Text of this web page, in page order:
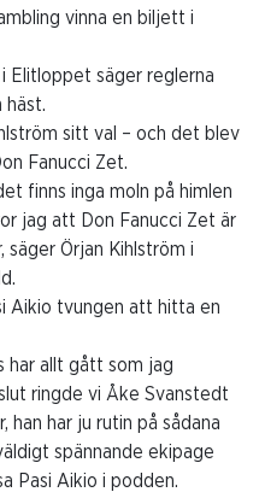
vinna en biljett i
Elitloppet säger reglerna
häst.
sitt val – och det blev
Fanucci Zet.
finns inga moln på himlen
jag att Don Fanucci Zet är
Örjan Kihlström i
Aikio tvungen att hitta en
har allt gått som jag
ringde vi Åke Svanstedt
har ju rutin på sådana
spännande ekipage
Pasi Aikio i podden.